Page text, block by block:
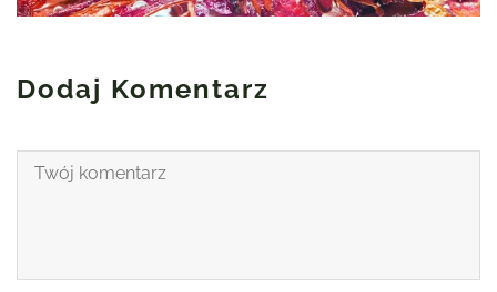
Dodaj Komentarz